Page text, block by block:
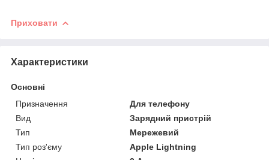
Приховати
Характеристики
Основні
Призначення
Для телефону
Вид
Зарядний пристрій
Тип
Мережевий
Тип роз'єму
Apple Lightning